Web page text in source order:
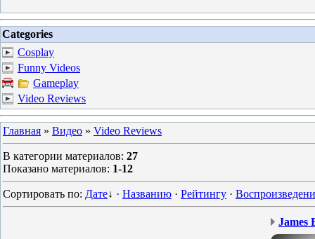
Categories
Cosplay
Funny Videos
Gameplay
Video Reviews
Главная » Видео » Video Reviews
В категории материалов: 27
Показано материалов: 1-12
Сортировать по: Дате↓ · Названию · Рейтингу ·
James